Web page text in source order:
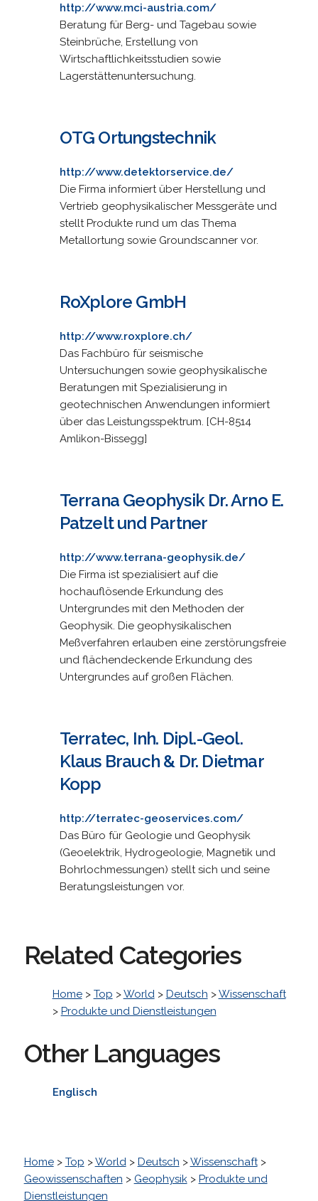
http://www.mci-austria.com/
Beratung für Berg- und Tagebau sowie
Steinbrüche, Erstellung von
Wirtschaftlichkeitsstudien sowie
Lagerstättenuntersuchung.
OTG Ortungstechnik
http://www.detektorservice.de/
Die Firma informiert über Herstellung und
Vertrieb geophysikalischer Messgeräte und
stellt Produkte rund um das Thema
Metallortung sowie Groundscanner vor.
RoXplore GmbH
http://www.roxplore.ch/
Das Fachbüro für seismische
Untersuchungen sowie geophysikalische
Beratungen mit Spezialisierung in
geotechnischen Anwendungen informiert
über das Leistungsspektrum. [CH-8514
Amlikon-Bissegg]
Terrana Geophysik Dr. Arno E.
Patzelt und Partner
http://www.terrana-geophysik.de/
Die Firma ist spezialisiert auf die
hochauflösende Erkundung des
Untergrundes mit den Methoden der
Geophysik. Die geophysikalischen
Meßverfahren erlauben eine zerstörungsfreie
und flächendeckende Erkundung des
Untergrundes auf großen Flächen.
Terratec, Inh. Dipl.-Geol.
Klaus Brauch & Dr. Dietmar
Kopp
http://terratec-geoservices.com/
Das Büro für Geologie und Geophysik
(Geoelektrik, Hydrogeologie, Magnetik und
Bohrlochmessungen) stellt sich und seine
Beratungsleistungen vor.
Related Categories
Home> Top >World> Deutsch >Wissenschaft
> Produkte und Dienstleistungen
Other Languages
Englisch
Home> Top >World> Deutsch >Wissenschaft>
Geowissenschaften > Geophysik> Produkte und
Dienstleistungen